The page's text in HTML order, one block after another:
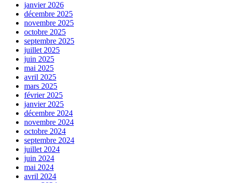
janvier 2026
décembre 2025
novembre 2025
octobre 2025
septembre 2025
juillet 2025
juin 2025
mai 2025
avril 2025
mars 2025
février 2025
janvier 2025
décembre 2024
novembre 2024
octobre 2024
septembre 2024
juillet 2024
juin 2024
mai 2024
avril 2024